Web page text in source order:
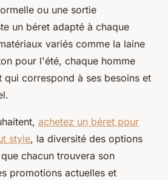
ou une sortie
un béret adapté à chaque
variés comme la laine
pour l'été, chaque homme
qui correspond à ses besoins et
achetez un béret pour
style, la diversité des options
chacun trouvera son
promotions actuelles et